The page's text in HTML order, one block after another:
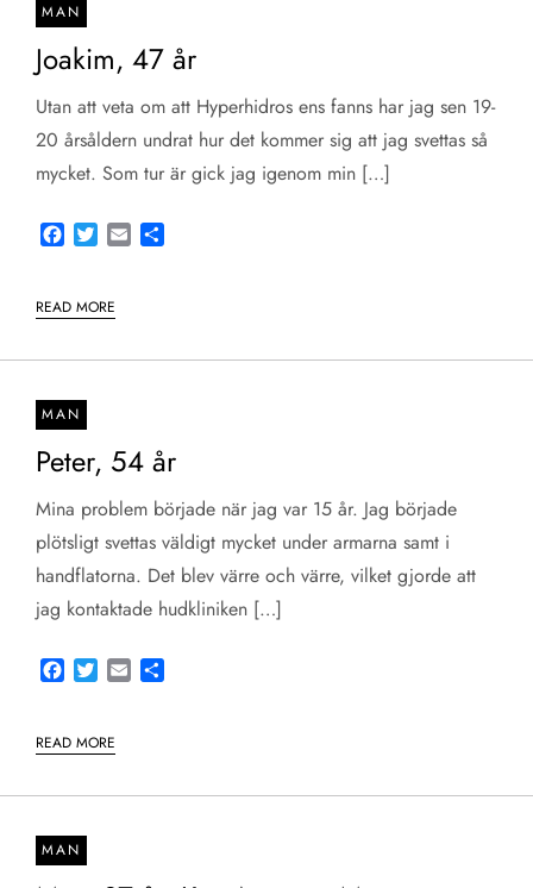
MAN
Joakim, 47 år
Utan att veta om att Hyperhidros ens fanns har jag sen 19-
20 årsåldern undrat hur det kommer sig att jag svettas så
mycket. Som tur är gick jag igenom min […]
Facebook
TwitterEmail
READ MORE
MAN
Peter, 54 år
Mina problem började när jag var 15 år. Jag började
plötsligt svettas väldigt mycket under armarna samt i
handflatorna. Det blev värre och värre, vilket gjorde att
jag kontaktade hudkliniken […]
Facebook
TwitterEmail
READ MORE
MAN